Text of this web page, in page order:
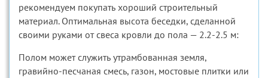
рекомендуем покупать хороший строительный
материал. Оптимальная высота беседки, сделанной
своими руками от свеса кровли до пола — 2.2-2.5 м:
Полом может служить утрамбованная земля,
гравийно-песчаная смесь, газон, мостовые плитки или